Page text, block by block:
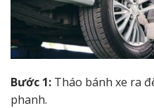
Bước 1: Tháo bánh xe ra
phanh.